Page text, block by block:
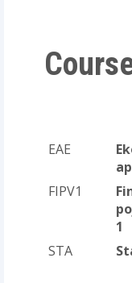
EAE
FIPV1
1
STA